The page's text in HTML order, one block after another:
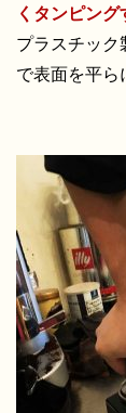
くタンピン
プラスチック
で表面を平ら